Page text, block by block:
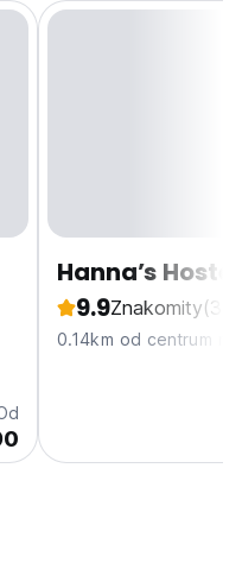
Hanna’s Hostel
9.9Znakomity
0.14km od centrum